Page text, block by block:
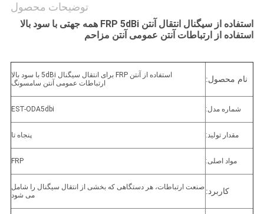
نقشه
سایت
PRIVACY
POLICY
توضیحات محصول
استفاده از سیگنال انتقال آنتن FRP 5dBi همه جهتی با سود بالا
استفاده از ارتباطات آنتن عمومی آنتن مزاحم
نام محصول:
استفاده از آنتن FRP برای انتقال سیگنال 5dBi با سود بالا
ارتباطات عمومی آنتن سامسونگ
شماره مدل: EST-ODA5dbi
مقدار تولید: پنجاه تا
مواد اصلی: FRP
کاربرد: صنعت ارتباطات، هر دستگاهی که بخشی از انتقال سیگنال را شامل
می شود